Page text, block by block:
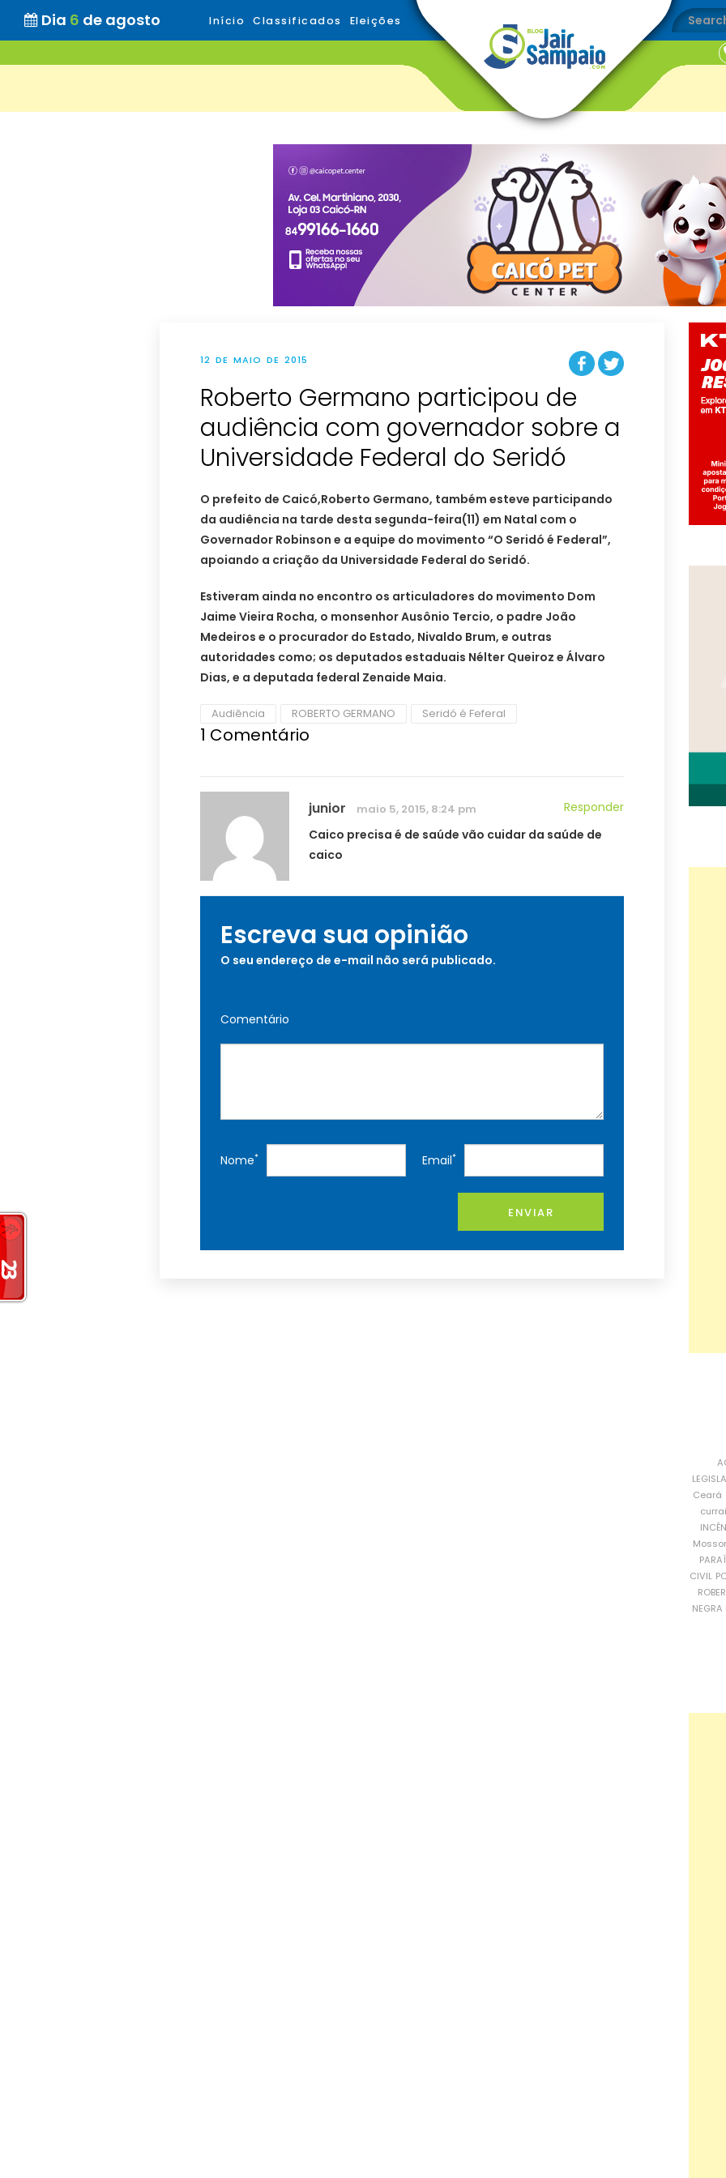
Dia 6 de agosto Início Classificados Eleições
12 DE MAIO DE 2015
Roberto Germano participou de
audiência com governador sobre a
O prefeito de Caicó,Roberto Germano, também esteve participando
da audiência na tarde desta segunda-feira(11) em Natal com o
Governador Robinson e a equipe do movimento “O Seridó é Federal”,
apoiando a criação da Universidade Federal do Seridó.
Estiveram ainda no encontro os articuladores do movimento Dom
Jaime Vieira Rocha, o monsenhor Ausônio Tercio, o padre João
Medeiros e o procurador do Estado, Nivaldo Brum, e outras
autoridades como; os deputados estaduais Nélter Queiroz e Álvaro
Dias, e a deputada federal Zenaide Maia.
Audiência ROBERTO GERMANO Seridó é Feferal
1 Comentário
junior maio 5, 2015, 8:24 pm
Responder
Caico precisa é de saúde vão cuidar da saúde de
caico
Escreva sua opinião
O seu endereço de e-mail não será publicado.
Comentário
Nome* Email*
ENVIAR
Ceará
CIVIL
NEGRA